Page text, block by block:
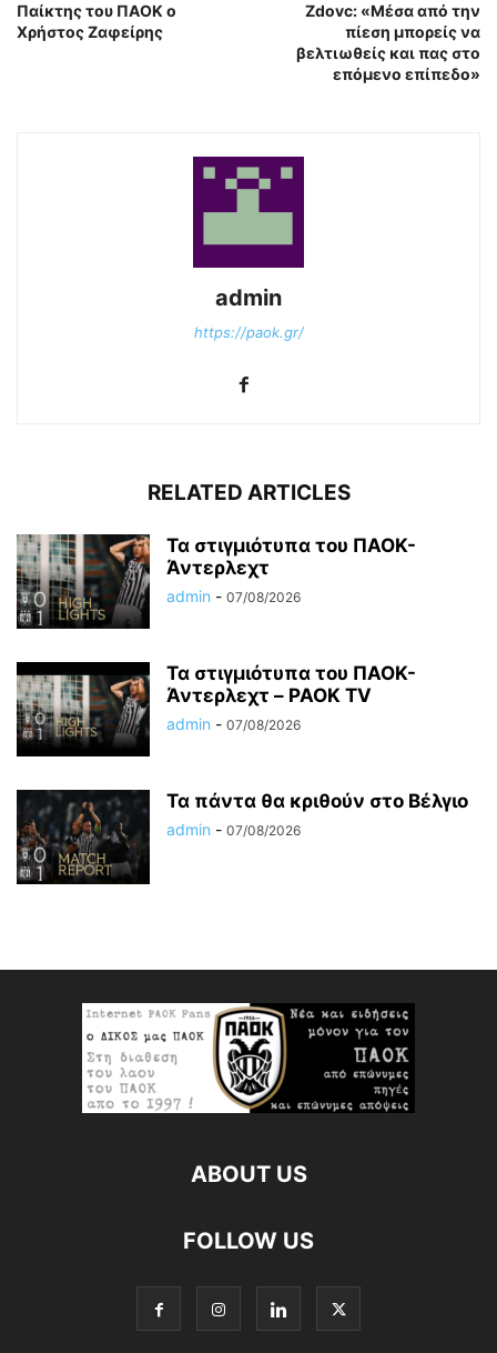
Παίκτης του ΠΑΟΚ ο
Χρήστος Ζαφείρης
Zdovc: «Μέσα από την
πίεση μπορείς να
βελτιωθείς και πας στο
επόμενο επίπεδο»
admin
https://paok.gr/
RELATED ARTICLES
Τα στιγμιότυπα του ΠΑΟΚ-
Άντερλεχτ
admin - 07/08/2026
Τα στιγμιότυπα του ΠΑΟΚ-
Άντερλεχτ – PAOK TV
admin - 07/08/2026
Τα πάντα θα κριθούν στο Βέλγιο
admin - 07/08/2026
ABOUT US
FOLLOW US